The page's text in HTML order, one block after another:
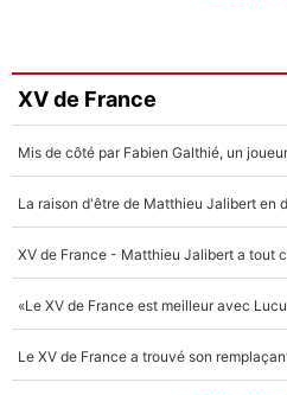
XV de France